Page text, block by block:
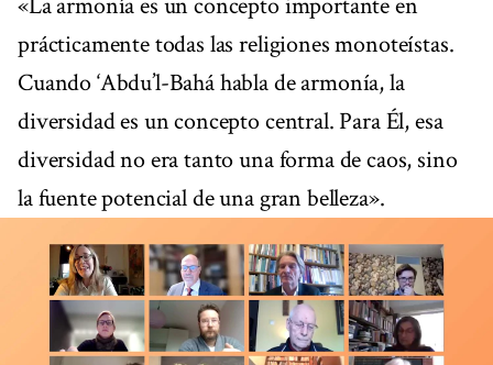
prácticamente todas las religiones monoteístas.
Cuando ‘Abdu’l-Bahá habla de armonía, la
diversidad es un concepto central. Para Él, esa
diversidad no era tanto una forma de caos, sino
la fuente potencial de una gran belleza».